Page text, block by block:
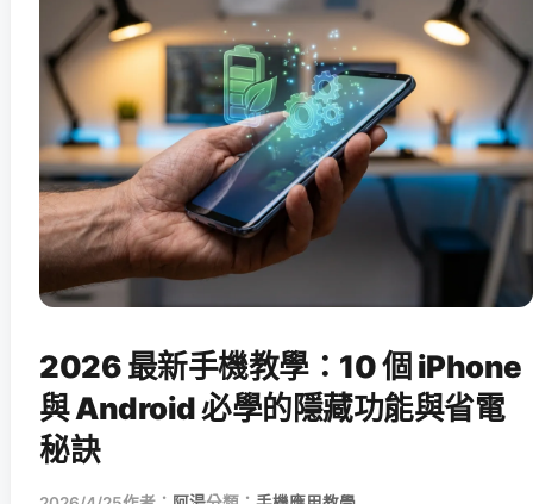
2026 最新手機教學：10 個 iPhone
與 Android 必學的隱藏功能與省電
秘訣